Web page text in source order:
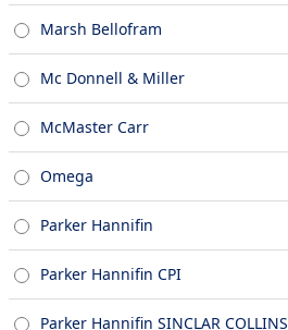
Marsh Bellofram
Mc Donnell & Miller
McMaster Carr
Omega
Parker Hannifin
Parker Hannifin CPI
Parker Hannifin SINCLAR COLLINS